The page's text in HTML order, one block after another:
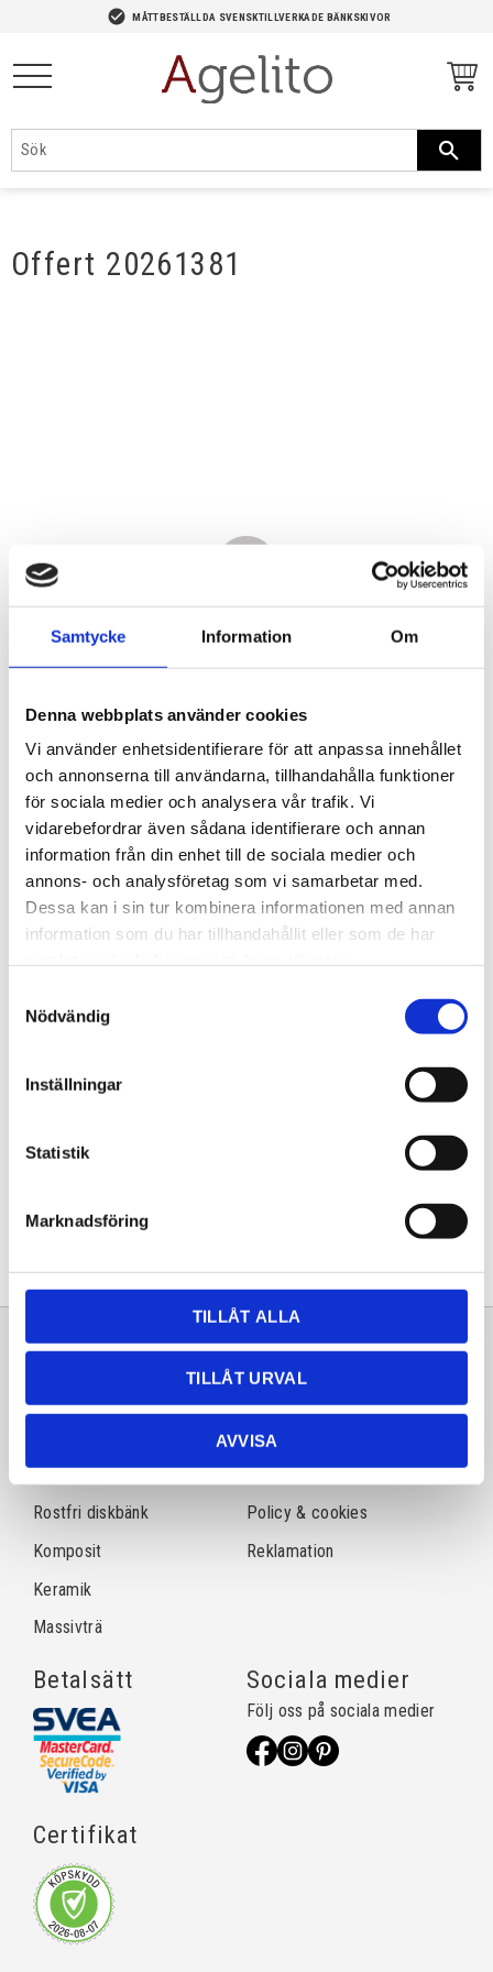
Samtycke Information Om
Denna webbplats använder cookies
Vi använder enhetsidentifierare för att anpassa innehållet
och annonserna till användarna, tillhandahålla funktioner
för sociala medier och analysera vår trafik. Vi
vidarebefordrar även sådana identifierare och annan
information från din enhet till de sociala medier och
annons- och analysföretag som vi samarbetar med.
Dessa kan i sin tur kombinera informationen med annan
information som du har tillhandahållit eller som de har
Nödvändig
Inställningar
Statistik
Marknadsföring
TILLÅT ALLA
TILLÅT URVAL
AVVISA
check_circle MÅTTBESTÄLLDA SVENSKTILLVERKADE BÄNKSKIVOR
Offert 20261381
24 500,00KR
Antal
Lagervara
Artikelnr
20261381
Sortiment
Natursten
Rostfri diskbänk
Komposit
Keramik
Massivträ
Information
Frågor & svar
Köpvillkor
Policy & cookies
Reklamation
Betalsätt
Certifikat
Sociala medier
Följ oss på sociala medier